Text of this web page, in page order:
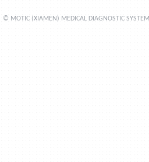
© MOTIC (XIAMEN) MEDICAL DIAGNOSTIC